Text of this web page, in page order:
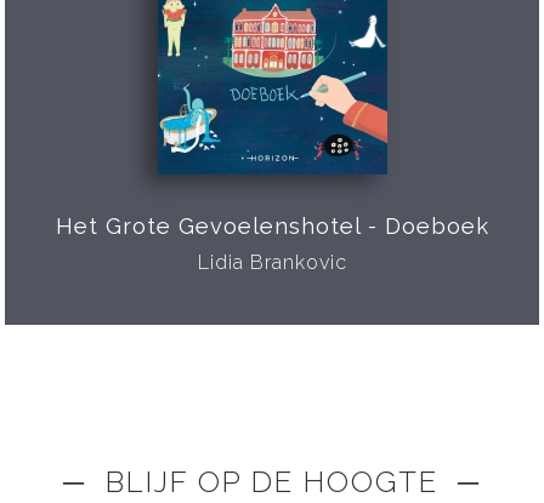
Het Grote Gevoelenshotel - Doeboek
Lidia Brankovic
─ BLIJF OP DE HOOGTE ─